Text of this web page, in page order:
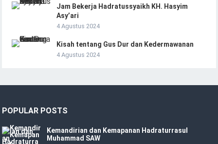
Jam Bekerja Hadratussyaikh KH. Hasyim
Asy’ari
4 Agustus 2024
Kisah tentang Gus Dur dan Kedermawanan
4 Agustus 2024
POPULAR POSTS
Kemandirian dan Kemapanan Hadraturrasul
Muhammad SAW